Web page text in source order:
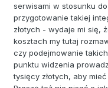
serwisami w stosunku
przygotowanie takiej
złotych - wydaje mi się,
kosztach my tutaj
czy podejmowanie
punktu widzenia
tysięcy złotych, aby